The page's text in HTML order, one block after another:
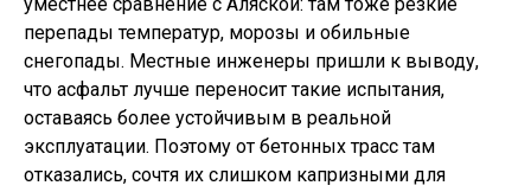
перепады температур, морозы и обильные
снегопады. Местные инженеры пришли к выводу,
что асфальт лучше переносит такие испытания,
оставаясь более устойчивым в реальной
эксплуатации. Поэтому от бетонных трасс там
отказались, сочтя их слишком капризными для